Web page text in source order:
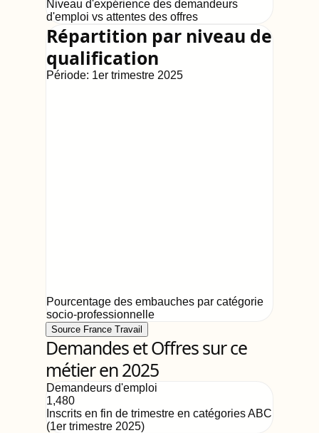
Niveau d'expérience des demandeurs
d'emploi vs attentes des offres
Répartition par niveau de
qualification
Période: 1er trimestre 2025
Pourcentage des embauches par catégorie
socio-professionnelle
Source France Travail
Demandes et Offres sur ce
métier en 2025
Demandeurs d'emploi
1,480
Inscrits en fin de trimestre en catégories ABC
(1er trimestre 2025)